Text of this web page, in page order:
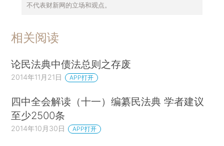
不代表财新网的立场和观点。
相关阅读
论民法典中债法总则之存废
2014年11月21日 APP打开
四中全会解读（十一）编纂民法典 学者建议
至少2500条
2014年10月30日 APP打开